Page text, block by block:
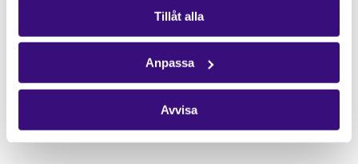
Tillåt alla
Anpassa
Avvisa
Få vårt nyhetsbrev